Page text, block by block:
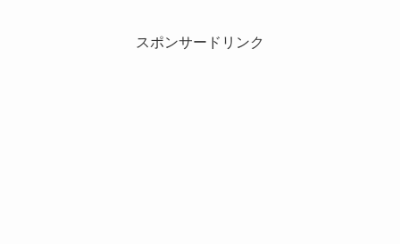
スポンサードリンク